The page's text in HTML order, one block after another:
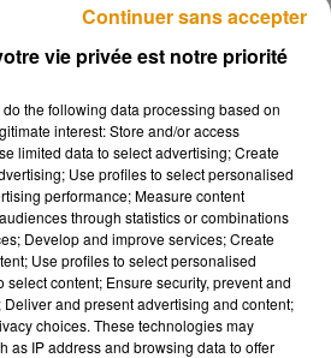
toujours arrêté sans clim. Liste
1 Un chevreuil percuté par le
train avec une panne electrique, 3
secteur,
(@gautierjacques3)11 juin 2019
la garantie voyage se verront
vie privée est notre priorité
do the following data processing based on
interest: Store and/or access
limited data to select advertising; Create
Use profiles to select personalised
performance; Measure content
through statistics or combinations
Develop and improve services; Create
Use profiles to select personalised
select content; Ensure security, prevent and
and present advertising and content;
choices. These technologies may
as IP address and browsing data to offer
Continuer sans accepter